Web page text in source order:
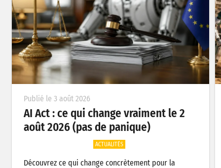
Publié le 3 août 2026
AI Act : ce qui change vraiment le 2
août 2026 (pas de panique)
ACTUALITÉS
Découvrez ce qui change concrètement pour la